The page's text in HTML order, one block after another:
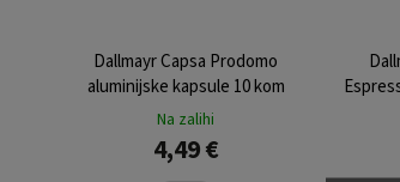
Dallmayr Capsa Prodomo
aluminijske kapsule 10 kom
Na zalihi
4,49 €